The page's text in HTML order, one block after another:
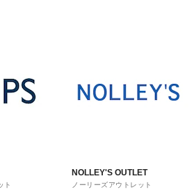
ト
NOLLEY'S OUTLET
ノーリーズアウトレット